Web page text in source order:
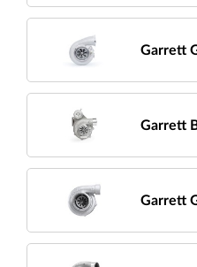
Garrett
Garrett
Garrett